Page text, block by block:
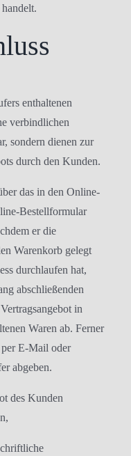
enthaltenen
verbindlichen
sondern dienen zur
durch den Kunden.
das in den Online-
Bestellformular
er die
Warenkorb gelegt
durchlaufen hat,
abschließenden
in
Waren ab. Ferner
E-Mail oder
abgeben.
des Kunden